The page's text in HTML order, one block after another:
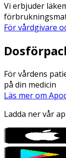
Vi erbjuder
För vårdgivare
För vårdens
på din medicin
Läs mer om
Ladda ner vår